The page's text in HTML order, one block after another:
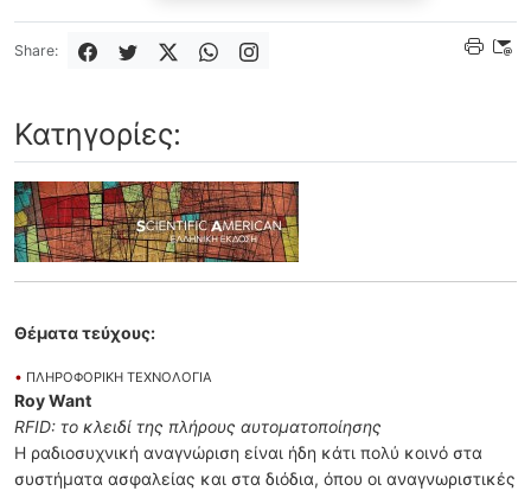
Share:
Κατηγορίες:
Θέματα τεύχους:
• ΠΛΗΡΟΦΟΡΙΚΗ ΤΕΧΝΟΛΟΓΙΑ
Roy Want
RFID: το κλειδί της πλήρους αυτοματοποίησης
Η ραδιοσυχνική αναγνώριση είναι ήδη κάτι πολύ κοινό στα
συστήματα ασφαλείας και στα διόδια, όπου οι αναγνωριστικές